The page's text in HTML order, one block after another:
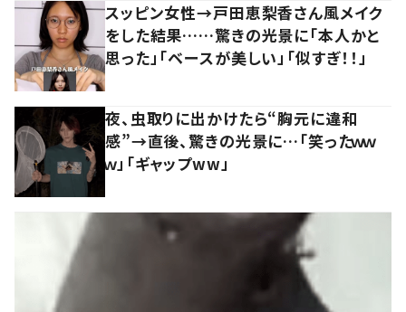
スッピン女性→戸田恵梨香さん風メイク
をした結果……驚きの光景に「本人かと
思った」「ベースが美しい」「似すぎ！！」
夜、虫取りに出かけたら“胸元に違和
感”→直後、驚きの光景に…「笑ったｗｗ
ｗ」「ギャップww」